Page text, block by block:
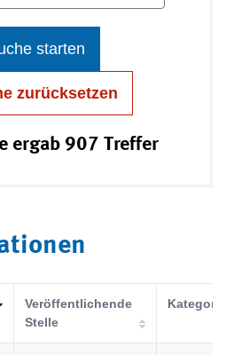
starten
zurücksetzen
ergab 907 Treffer
Veröffentlichende
Stelle
Kategorie